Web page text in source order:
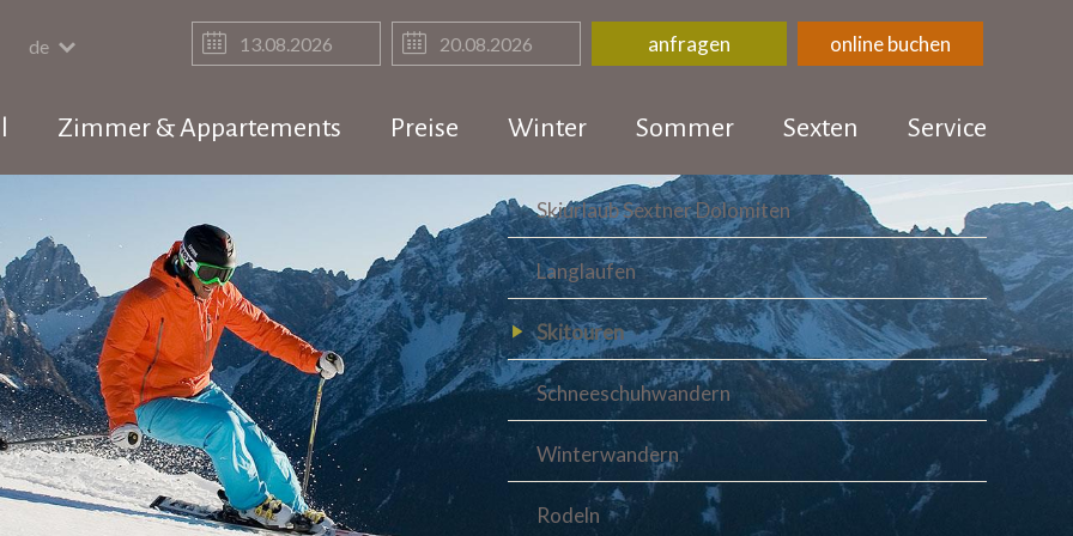
de anfragen online buchen
Zimmer & Appartements Preise Winter Sommer Sexten Service
Skiurlaub Sextner Dolomiten
Langlaufen
Skitouren
Schneeschuhwandern
Winterwandern
Rodeln